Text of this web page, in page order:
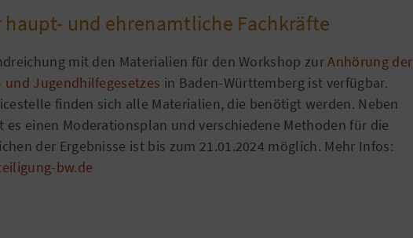
und ehrenamtliche Fachkräfte
mit den Materialien für den Workshop zurAnhörung der
Jugendhilfegesetzes in Baden-Württemberg ist verfügbar.
finden sich alle Materialien, die benötigt werden. Neben
es einen Moderationsplan und verschiedene Methoden für die
der Ergebnisse ist bis zum 21.01.2024 möglich. Mehr Infos:
bw.de